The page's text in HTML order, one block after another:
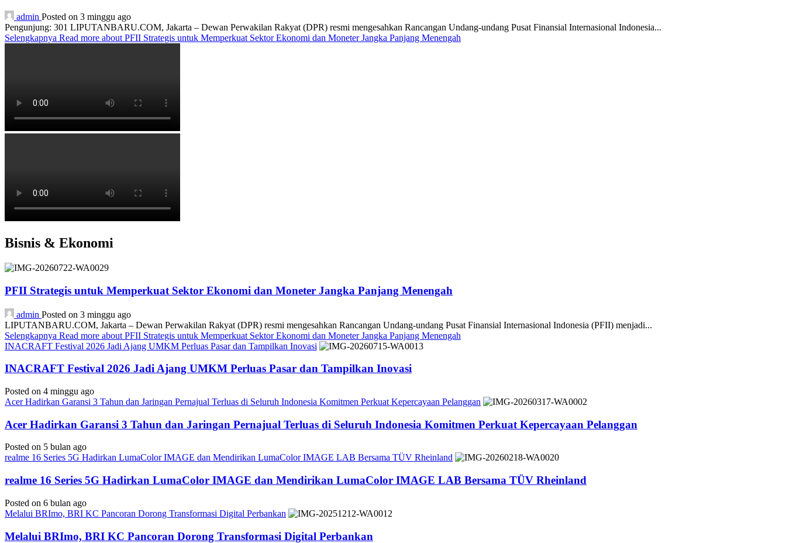
admin Posted on 3 minggu ago
Pengunjung: 301 LIPUTANBARU.COM, Jakarta – Dewan Perwakilan Rakyat (DPR) resmi mengesahkan Rancangan Undang-undang Pusat Finansial Internasional Indonesia...
Selengkapnya Read more about PFII Strategis untuk Memperkuat Sektor Ekonomi dan Moneter Jangka Panjang Menengah
Bisnis & Ekonomi
PFII Strategis untuk Memperkuat Sektor Ekonomi dan Moneter Jangka Panjang Menengah
admin Posted on 3 minggu ago
LIPUTANBARU.COM, Jakarta – Dewan Perwakilan Rakyat (DPR) resmi mengesahkan Rancangan Undang-undang Pusat Finansial Internasional Indonesia (PFII) menjadi...
Selengkapnya Read more about PFII Strategis untuk Memperkuat Sektor Ekonomi dan Moneter Jangka Panjang Menengah
INACRAFT Festival 2026 Jadi Ajang UMKM Perluas Pasar dan Tampilkan Inovasi
INACRAFT Festival 2026 Jadi Ajang UMKM Perluas Pasar dan Tampilkan Inovasi
Posted on 4 minggu ago
Acer Hadirkan Garansi 3 Tahun dan Jaringan Pernajual Terluas di Seluruh Indonesia Komitmen Perkuat Kepercayaan Pelanggan
Acer Hadirkan Garansi 3 Tahun dan Jaringan Pernajual Terluas di Seluruh Indonesia Komitmen Perkuat Kepercayaan Pelanggan
Posted on 5 bulan ago
realme 16 Series 5G Hadirkan LumaColor IMAGE dan Mendirikan LumaColor IMAGE LAB Bersama TÜV Rheinland
realme 16 Series 5G Hadirkan LumaColor IMAGE dan Mendirikan LumaColor IMAGE LAB Bersama TÜV Rheinland
Posted on 6 bulan ago
Melalui BRImo, BRI KC Pancoran Dorong Transformasi Digital Perbankan
Melalui BRImo, BRI KC Pancoran Dorong Transformasi Digital Perbankan